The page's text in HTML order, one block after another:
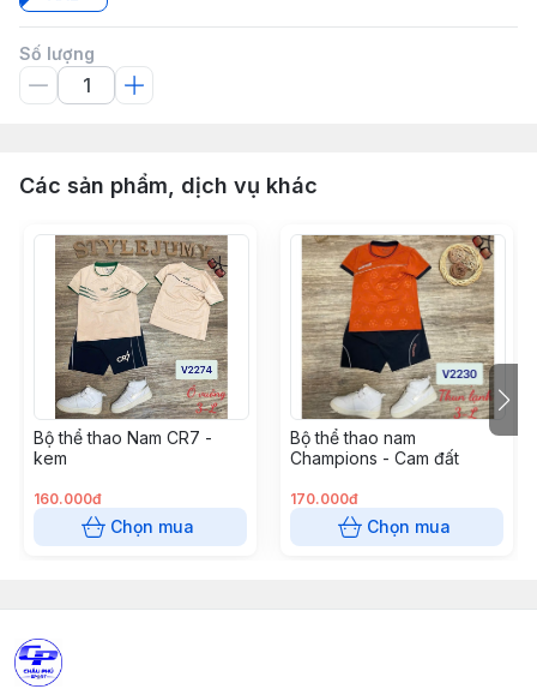
Số lượng
Các sản phẩm, dịch vụ khác
Bộ thể thao Nam CR7 -
kem
160.000đ
Chọn mua
Bộ thể thao nam
Champions - Cam đất
170.000đ
Chọn mua